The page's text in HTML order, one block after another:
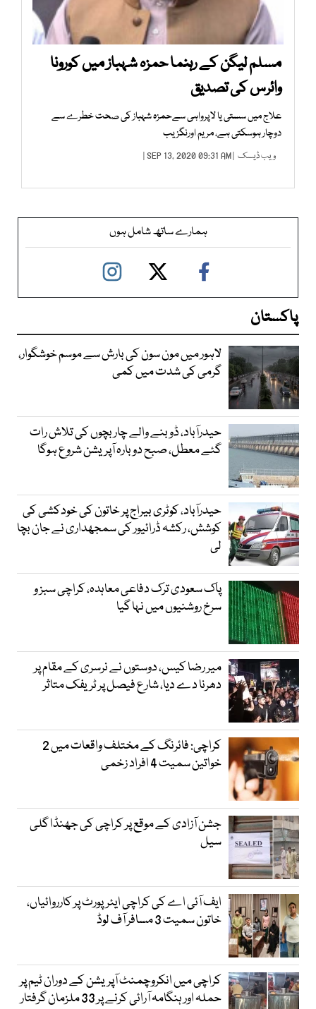
مسلم لیگن کے رہنما حمزہ شہباز میں کورونا
وائرس کی تصدیق
علاج میں سستی یا لاپرواہی سےحمزہ شہباز کی صحت خطرے سے
دوچار ہوسکتی ہے، مریم اورنگزیب
ویب ڈیسک | SEP 13, 2020 09:31 AM |
ہمارے ساتھ شامل ہوں
پاکستان
لاہور میں مون سون کی بارش سے موسم خوشگوار،
گرمی کی شدت میں کمی
حیدرآباد، ڈوبنے والے چار بچوں کی تلاش رات
گئے معطل، صبح دوبارہ آپریشن شروع ہوگا
حیدرآباد، کوٹری بیراج پر خاتون کی خودکشی کی
کوشش، رکشہ ڈرائیور کی سمجھداری نے جان بچا
لی
پاک سعودی ترک دفاعی معاہدہ، کراچی سبز و
سرخ روشنیوں میں نہا گیا
میر رضا کیس، دوستوں نے نرسری کے مقام پر
دھرنا دے دیا، شارع فیصل پر ٹریفک متاثر
کراچی: فائرنگ کے مختلف واقعات میں 2
خواتین سمیت 4 افراد زخمی
جشن آزادی کے موقع پر کراچی کی جھنڈا گلی
سیل
ایف آئی اے کی کراچی ایئرپورٹ پر کارروائیاں،
خاتون سمیت 3 مسافر آف لوڈ
کراچی میں انکروچمنٹ آپریشن کے دوران ٹیم پر
حملہ اور ہنگامہ آرائی کرنے پر 33 ملزمان گرفتار